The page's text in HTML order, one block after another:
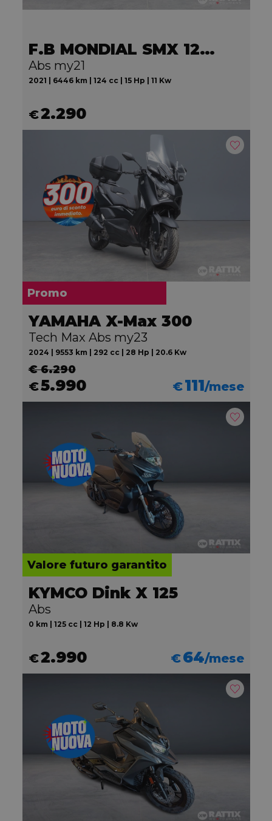
F.B MONDIAL SMX 125 Motard
Abs my21
2021 | 6446 km | 124 cc | 15 Hp | 11 Kw
€2.290
Promo
YAMAHA X-Max 300
Tech Max Abs my23
2024 | 9553 km | 292 cc | 28 Hp | 20.6 Kw
€ 6.290
€5.990 €111/mese
Valore futuro garantito
KYMCO Dink X 125
Abs
0 km | 125 cc | 12 Hp | 8.8 Kw
€2.990 €64/mese